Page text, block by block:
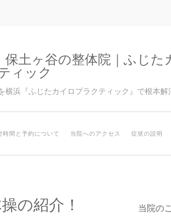
土ヶ谷の整体院｜ふじた
ィック
横浜『ふじたカイロプラクティック』で根本解
時間と予約について 当院へのアクセス 症状の説明
の紹介！ 当院の